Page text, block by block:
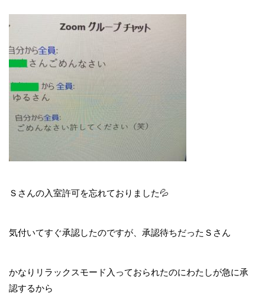
Ｓさんの入室許可を忘れておりました💦
気付いてすぐ承認したのですが、承認待ちだったＳさん
かなりリラックスモード入っておられたのにわたしが急に承
認するから